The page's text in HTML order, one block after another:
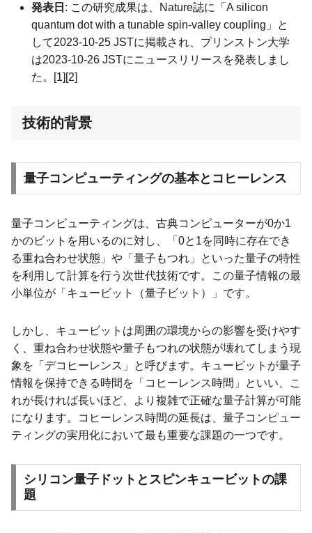
発表日 : この研究成果は、Nature誌に「A silicon
quantum dot with a tunable spin-valley coupling」と
して2023-10-25 JSTに掲載され、プリンストン大学
は2023-10-26 JSTにニュースリリースを発表しまし
た。[1][2]
技術的背景
量子コンピューティングの基本とコヒーレンス
量子コンピューティングは、古典コンピューターが0か1
かのビットを用いるのに対し、「0と1を同時に存在でき
る重ね合わせ状態」や「量子もつれ」といった量子の特性
を利用して計算を行う次世代技術です。この量子情報の最
小単位が「キュービット（量子ビット）」です。
しかし、キュービットは周囲の環境からの影響を受けやす
く、重ね合わせ状態や量子もつれの状態が壊れてしまう現
象を「デコヒーレンス」と呼びます。キュービットが量子
情報を保持できる時間を「コヒーレンス時間」といい、こ
れが長ければ長いほど、より複雑で正確な量子計算が可能
になります。コヒーレンス時間の延長は、量子コンピュー
ティングの実用化において最も重要な課題の一つです。
シリコン量子ドットとスピンキュービットの課
題